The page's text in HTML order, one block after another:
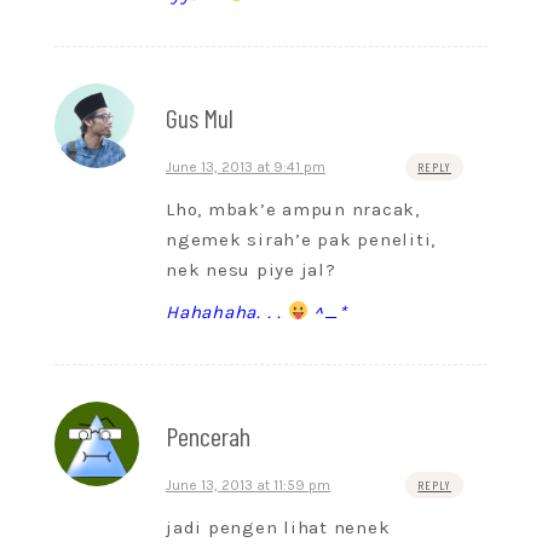
Gus Mul
June 13, 2013 at 9:41 pm REPLY
Lho, mbak’e ampun nracak,
ngemek sirah’e pak peneliti,
nek nesu piye jal?
Hahahaha. . .
^_*
Pencerah
June 13, 2013 at 11:59 pm REPLY
jadi pengen lihat nenek